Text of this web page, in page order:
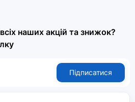
наших акцій та знижок?
Підписатися